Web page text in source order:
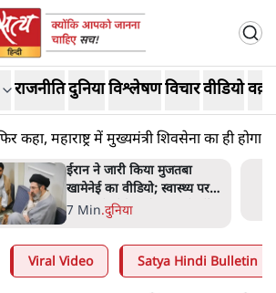
राजनीतिदुनियाविश्लेषणविचारवीडियो
कहा, महाराष्ट्र में मुख्यमंत्री शिवसेना का ही होगा
ईरान ने जारी किया मुजतबा
खामेनेई का वीडियो; स्वास्थ्य पर
इसराइली मीडिया में चल रही थीं
7 Min.दुनिया
Viral Video Satya Hindi Bulletin